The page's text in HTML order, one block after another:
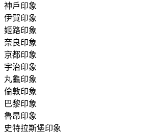
神戶印象
伊賀印象
姬路印象
奈良印象
京都印象
宇治印象
丸龜印象
倫敦印象
巴黎印象
魯昂印象
史特拉斯堡印象